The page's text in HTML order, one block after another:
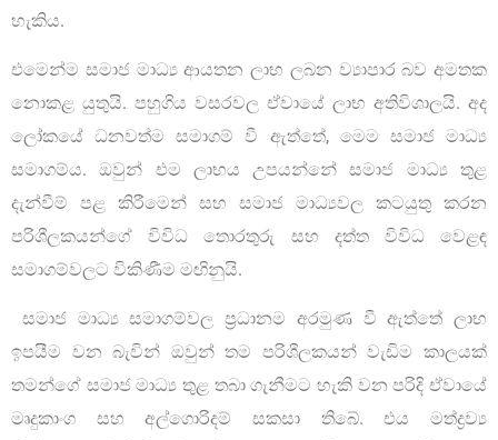
හැකිය.
එමෙන්ම සමාජ මාධ්‍ය ආයතන ලාභ ලබන ව්‍යාපාර බව අමතක
නොකළ යුතුයි. පහුගිය වසරවල ඒවායේ ලාභ අතිවිශාලයි. අද
ලෝකයේ ධනවත්ම සමාගම් වී ඇත්තේ, මෙම සමාජ මාධ්‍ය
සමාගම්ය. ඔවුන් එම ලාභය උපයන්නේ සමාජ මාධ්‍ය තුළ
දැන්වීම් පළ කිරීමෙන් සහ සමාජ මාධ්‍යවල කටයුතු කරන
පරිශීලකයන්ගේ විවිධ තොරතුරු සහ දත්ත විවිධ වෙළඳ
සමාගම්වලට විකිණීම මඟිනුයි.
සමාජ මාධ්‍ය සමාගම්වල ප්‍රධානම අරමුණ වී ඇත්තේ ලාභ
ඉපයීම වන බැවින් ඔවුන් තම පරිශීලකයන් වැඩිම කාලයක්
තමන්ගේ සමාජ මාධ්‍ය තුළ තබා ගැනීමට හැකි වන පරිදි ඒවායේ
මෘදුකාංග සහ අල්ගොරිදම් සකසා තිබේ. එය මත්ද්‍රව්‍ය